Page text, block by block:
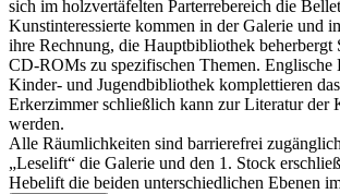
sich im holzvertäfelten Parterrebereich die
Kunstinteressierte kommen in der Galerie und
ihre Rechnung, die Hauptbibliothek beherbergt
CD-ROMs zu spezifischen Themen. Englische
Kinder- und Jugendbibliothek komplettieren
Erkerzimmer schließlich kann zur Literatur der
werden.
Alle Räumlichkeiten sind barrierefrei
„Leselift“ die Galerie und den 1. Stock
Hebelift die beiden unterschiedlichen Ebenen